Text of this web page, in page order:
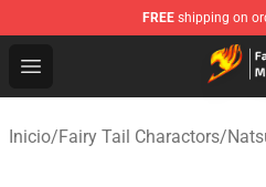
FREE shipping on
Open menu
Fairy Tail Store - Official
Inicio/Fairy Tail Charactors/